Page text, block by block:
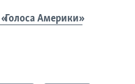
Америки»